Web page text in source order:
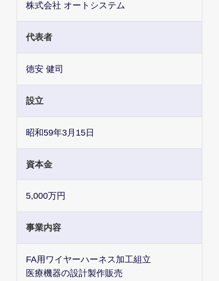
株式会社 オートシステム
代表者
徳安 健司
設立
昭和59年3月15日
資本金
5,000万円
事業内容
FA用ワイヤーハーネス加工組立
医療機器の設計製作販売